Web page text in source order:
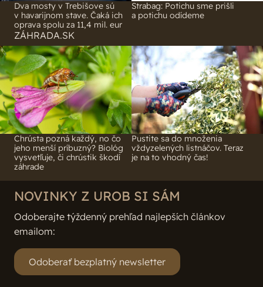
Dva mosty v Trebišove sú
v havarijnom stave. Čaká ich
oprava spolu za 11,4 mil. eur
Strabag: Potichu sme prišli
a potichu odídeme
ZÁHRADA.SK
Chrústa pozná každý, no čo
jeho menší príbuzný? Biológ
vysvetľuje, či chrústik škodí
záhrade
Pustite sa do množenia
vždyzelených listnáčov. Teraz
je na to vhodný čas!
NOVINKY Z UROB SI SÁM
Odoberajte týždenný prehľad najlepších článkov
emailom:
Odoberať bezplatný newsletter